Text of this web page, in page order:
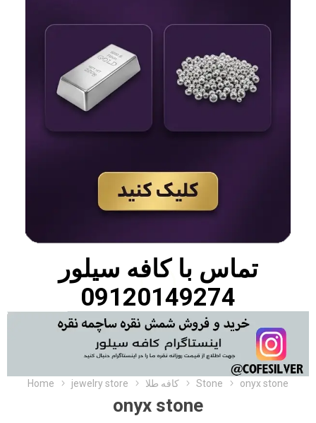
تماس باکافه سیلور
09120149274
Home jewelry store کافه طلا Stone onyx stone
onyx stone